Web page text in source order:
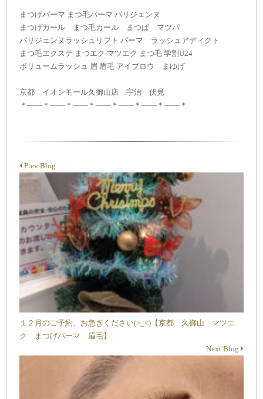
まつげパーマ まつ毛パーマ パリジェンヌ
まつげカール まつ毛カール まつぱ マツパ
パリジェンヌラッシュリフト パーマ ラッシュアディクト
まつ毛エクステ まつエク マツエク まつ毛 学割U24
ボリュームラッシュ 眉 眉毛 アイブロウ まゆげ
京都 イオンモール久御山店 宇治 伏見
＊——＊——＊——＊——＊——＊——＊——＊
Prev Blog
１２月のご予約、お急ぎください(>_<)【京都 久御山 マツエ
ク まつげパーマ 眉毛】
Next Blog